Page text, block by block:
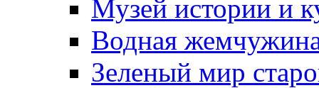
Музей истории и
Водная
Зеленый мир